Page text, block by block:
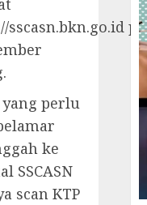
sscasn.bkn.go.id
perlu
ke
SSCASN
scan KTP